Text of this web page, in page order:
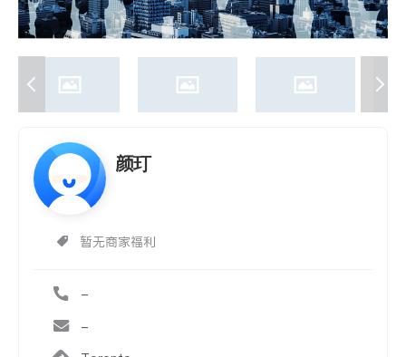
颜玎
暂无商家福利
-
-